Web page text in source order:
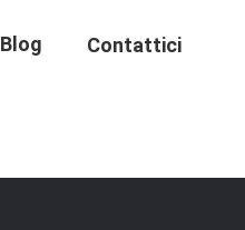
Blog Contattici